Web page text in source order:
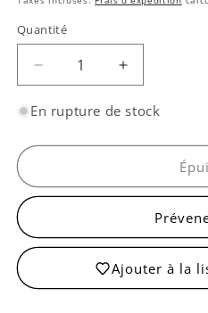
Quantité
Quantité
Réduire
la
quantité
Jeu
cartes
-
Augmenter
la
quantité
Jeu
cartes
Comics
-
Batman
Heroes
En rupture de stock
Ajouter à la